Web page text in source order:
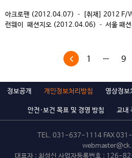
아크로팬 (2012.04.07) – [취재] 2012 F/W
런웨이 패션지오 (2012.04.06) – 서울 패션
화재로 인해 집안이 어려워진 환경에서도 청강
모델캠프에서 당당히 금상을 수상하며, 장학
1 … 9
정보공개 개인정보처리방침 영상정보
안전·보건 목표 및 경영 방침 교내
TEL. 031-637-1114 FAX
대표자 : 최성신 사업자등록번호 : 126-